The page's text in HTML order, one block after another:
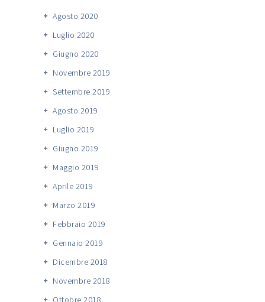
Agosto 2020
Luglio 2020
Giugno 2020
Novembre 2019
Settembre 2019
Agosto 2019
Luglio 2019
Giugno 2019
Maggio 2019
Aprile 2019
Marzo 2019
Febbraio 2019
Gennaio 2019
Dicembre 2018
Novembre 2018
Ottobre 2018